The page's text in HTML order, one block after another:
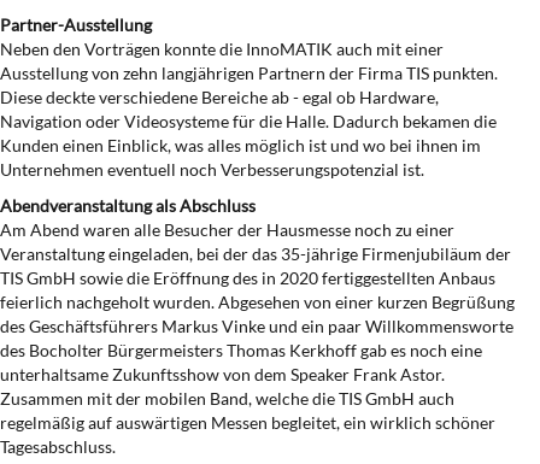
Partner-Ausstellung
Neben den Vorträgen konnte die InnoMATIK auch mit einer
Ausstellung von zehn langjährigen Partnern der Firma TIS punkten.
Diese deckte verschiedene Bereiche ab - egal ob Hardware,
Navigation oder Videosysteme für die Halle. Dadurch bekamen die
Kunden einen Einblick, was alles möglich ist und wo bei ihnen im
Unternehmen eventuell noch Verbesserungspotenzial ist.
Abendveranstaltung als Abschluss
Am Abend waren alle Besucher der Hausmesse noch zu einer
Veranstaltung eingeladen, bei der das 35-jährige Firmenjubiläum der
TIS GmbH sowie die Eröffnung des in 2020 fertiggestellten Anbaus
feierlich nachgeholt wurden. Abgesehen von einer kurzen Begrüßung
des Geschäftsführers Markus Vinke und ein paar Willkommensworte
des Bocholter Bürgermeisters Thomas Kerkhoff gab es noch eine
unterhaltsame Zukunftsshow von dem Speaker Frank Astor.
Zusammen mit der mobilen Band, welche die TIS GmbH auch
regelmäßig auf auswärtigen Messen begleitet, ein wirklich schöner
Tagesabschluss.